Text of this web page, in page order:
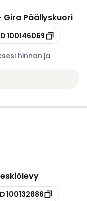
Gira Päällyskuori
100146069
hinnan ja
100132886